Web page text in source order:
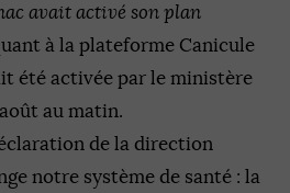
avait activé son plan
à la plateforme Canicule
été activée par le ministère
au matin.
de la direction
notre système de santé : la